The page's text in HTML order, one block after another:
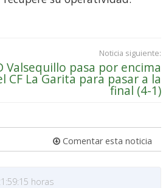
Noticia siguiente:
Valsequillo pasa por encima
CF La Garita para pasar a la
final (4-1)
Comentar esta noticia
horas